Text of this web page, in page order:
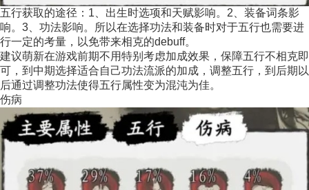
五行获取的途径：1、出生时选项和天赋影响。2、装备词条影
响。3、功法影响。所以在选择功法和装备时对于五行也需要进
行一定的考量，以免带来相克的debuff。
建议萌新在游戏前期不用特别考虑加成效果，保障五行不相克即
可，到中期选择适合自己功法流派的加成，调整五行，到后期以
后通过调整功法使得五行属性变为混沌为佳。
伤病